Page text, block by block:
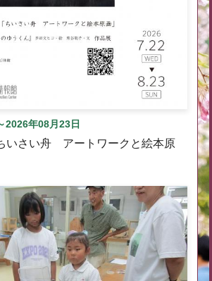
2026年08月23日
いさい舟 アートワークと絵本原